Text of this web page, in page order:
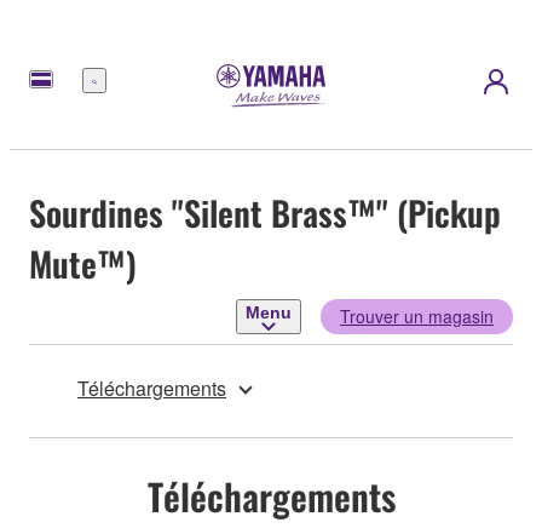
Menu
Sourdines ''Silent Brass™'' (Pickup
Mute™)
Menu Trouver un magasin
Téléchargements
Téléchargements